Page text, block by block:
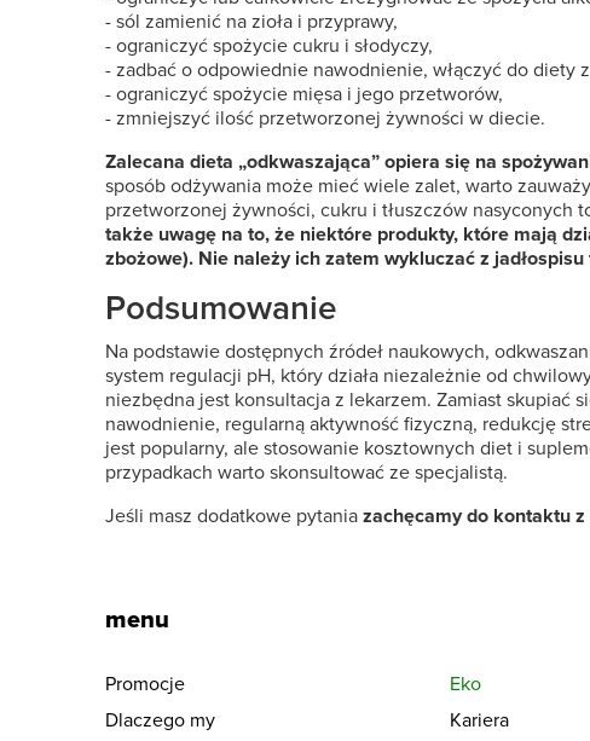
- sól zamienić na zioła i przyprawy,
- ograniczyć spożycie cukru i słodyczy,
- zadbać o odpowiednie nawodnienie, włączyć do diety
- ograniczyć spożycie mięsa i jego przetworów,
- zmniejszyć ilość przetworzonej żywności w diecie.
Zalecana dieta „odkwaszająca” opiera się na
sposób odżywania może mieć wiele zalet, warto
przetworzonej żywności, cukru i tłuszczów nasyconych
także uwagę na to, że niektóre produkty, które mają
zbożowe). Nie należy ich zatem wykluczać z
Podsumowanie
Na podstawie dostępnych źródeł naukowych,
system regulacji pH, który działa niezależnie od
niezbędna jest konsultacja z lekarzem. Zamiast skupiać
nawodnienie, regularną aktywność fizyczną, redukcję
jest popularny, ale stosowanie kosztownych diet i
przypadkach warto skonsultować ze specjalistą.
Jeśli masz dodatkowe pytania zachęcamy do kontaktu
menu
Promocje
Eko
Dlaczego my
Kariera